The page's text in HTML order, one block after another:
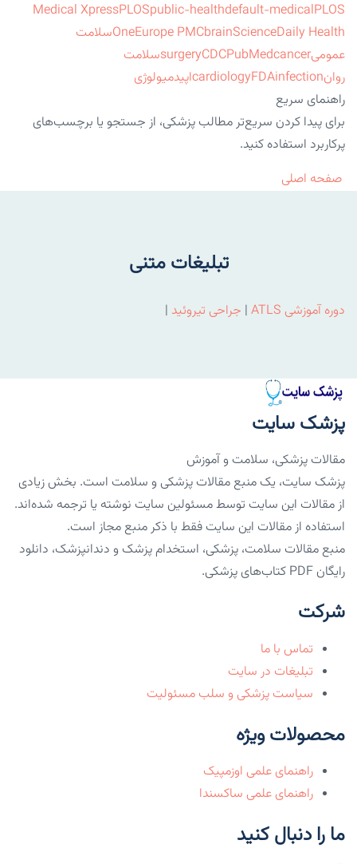
Medical XpressPLOSpublic-healthdefault-medicalPLOS
OneEurope PMCbrainScienceDaily Health
سلامت
عمومی
surgeryCDCPubMedcancer
سلامت
روان
cardiologyFDAinfection
اپیدمیولوژی
راهنمای سریع
برای پیدا کردن سریع‌تر مطالب پزشکی، از جستجو یا برچسب‌های
پرکاربرد استفاده کنید.
صفحه اصلی
تبلیغات متنی
دوره آموزشی ATLS | جراحی تیروئید |
پزشک سایت
مقالات پزشکی، سلامت و آموزش
پزشک سایت، یک منبع مقالات پزشکی و سلامت است. بخش زیادی
از مقالات این سایت توسط مسئولین سایت نوشته یا ترجمه شده‌اند.
استفاده از مقالات این سایت فقط با ذکر منبع مجاز است.
منبع مقالات سلامت، پزشکی، استخدام پزشک و دندانپزشک، دانلود
رایگان PDF کتاب‌های پزشکی.
شرکت
تماس با ما
تبلیغات در سایت
سیاست پزشکی و سلب مسئولیت
محصولات ویژه
راهنمای علمی اوزمپیک
راهنمای علمی ساکسندا
ما را دنبال کنید